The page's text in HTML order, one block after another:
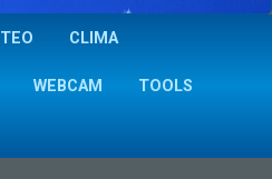
CLIMA
WEBCAM TOOLS